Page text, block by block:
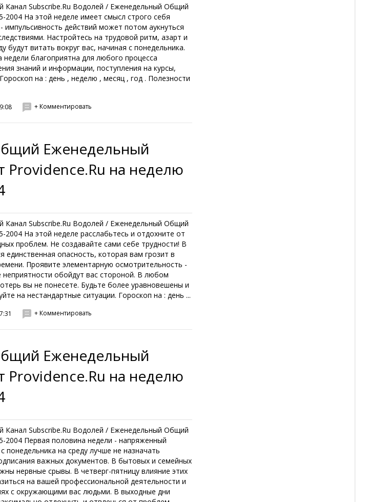
Канал Subscribe.Ru Водолей / Еженедельный Общий
2004 На этой неделе имеет смысл строго себя
импульсивность действий может потом аукнуться
Настройтесь на трудовой ритм, азарт и
будут витать вокруг вас, начиная с понедельника.
благоприятна для любого процесса
знаний и информации, поступления на курсы,
на : день , неделю , месяц , год . Полезности
+ Комментировать
Еженедельный
Providence.Ru на неделю
Канал Subscribe.Ru Водолей / Еженедельный Общий
2004 На этой неделе расслабьтесь и отдохните от
проблем. Не создавайте сами себе трудности! В
единственная опасность, которая вам грозит в
Проявите элементарную осмотрительность -
неприятности обойдут вас стороной. В любом
вы не понесете. Будьте более уравновешены и
на нестандартные ситуации. Гороскоп на : день ...
+ Комментировать
Еженедельный
Providence.Ru на неделю
Канал Subscribe.Ru Водолей / Еженедельный Общий
2004 Первая половина недели - напряженный
понедельника на среду лучше не назначать
важных документов. В бытовых и семейных
нервные срывы. В четверг-пятницу влияние этих
на вашей профессиональной деятельности и
с окружающими вас людьми. В выходные дни